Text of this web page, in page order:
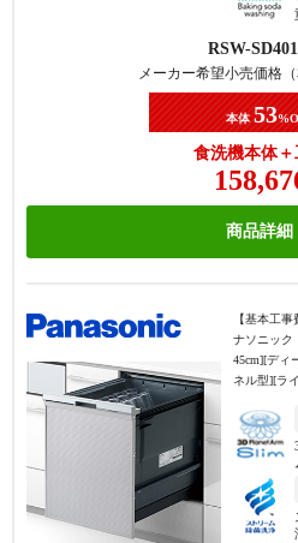
RSW-
メーカー希望小売価格（
本体 53
食洗機本体
商品詳細
【基本工事
ナソニック
45cm][ディ
ネル型][ラ